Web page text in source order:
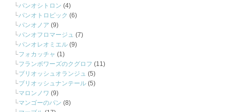
パンオシトロン (4)
パンオトロピック (6)
パンオノア (9)
パンオフロマージュ (7)
パンオレオミエル (9)
フォカッチャ (1)
フランボワーズのクグロフ (11)
ブリオッシュオランジュ (5)
ブリオッシュナンテール (5)
マロンノワ (9)
マンゴーのパン (8)